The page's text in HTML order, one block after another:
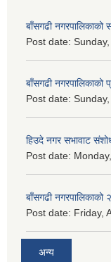
बाँसगढी
Post date:
बाँसगढी
Post date:
हिउदे नगर सभावाट
Post date:
बाँसगढी
Post date: Friday,
अन्य